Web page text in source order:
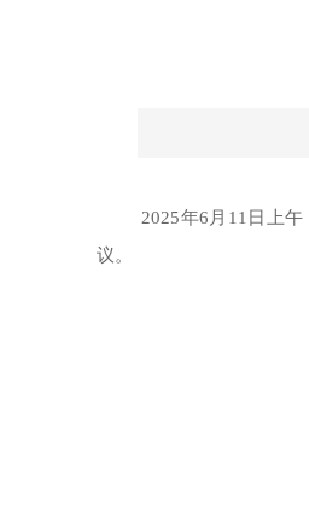
2025年6月11日 上午
议。